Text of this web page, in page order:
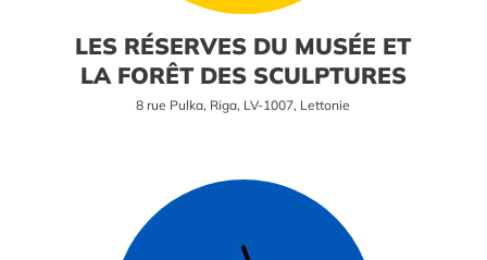
LES RÉSERVES DU MUSÉE ET
LA FORÊT DES SCULPTURES
8 rue Pulka, Riga, LV-1007, Lettonie